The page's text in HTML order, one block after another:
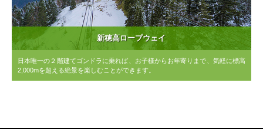
新穂高ロープウェイ
日本唯一の２階建てゴンドラに乗れば、お子様からお年寄りまで、気軽に標高
2,000mを超える絶景を楽しむことができます。